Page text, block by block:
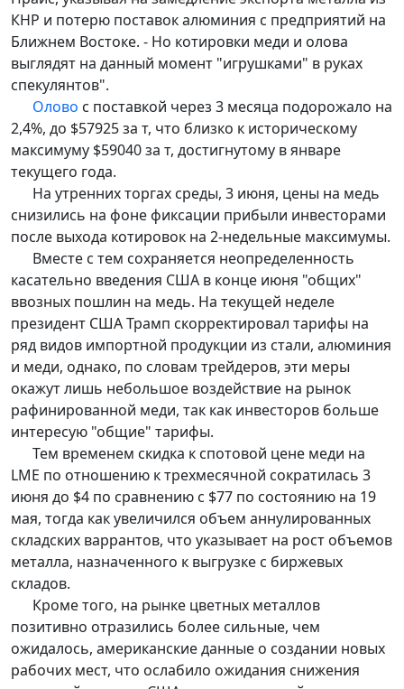
КНР и потерю поставок алюминия с предприятий на
Ближнем Востоке. - Но котировки меди и олова
выглядят на данный момент "игрушками" в руках
спекулянтов".
Олово с поставкой через 3 месяца подорожало на
2,4%, до $57925 за т, что близко к историческому
максимуму $59040 за т, достигнутому в январе
текущего года.
На утренних торгах среды, 3 июня, цены на медь
снизились на фоне фиксации прибыли инвесторами
после выхода котировок на 2-недельные максимумы.
Вместе с тем сохраняется неопределенность
касательно введения США в конце июня "общих"
ввозных пошлин на медь. На текущей неделе
президент США Трамп скорректировал тарифы на
ряд видов импортной продукции из стали, алюминия
и меди, однако, по словам трейдеров, эти меры
окажут лишь небольшое воздействие на рынок
рафинированной меди, так как инвесторов больше
интересую "общие" тарифы.
Тем временем скидка к спотовой цене меди на
LME по отношению к трехмесячной сократилась 3
июня до $4 по сравнению с $77 по состоянию на 19
мая, тогда как увеличился объем аннулированных
складских варрантов, что указывает на рост объемов
металла, назначенного к выгрузке с биржевых
складов.
Кроме того, на рынке цветных металлов
позитивно отразились более сильные, чем
ожидалось, американские данные о создании новых
рабочих мест, что ослабило ожидания снижения